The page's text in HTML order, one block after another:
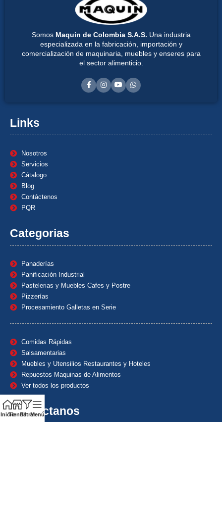
Somos Maquin de Colombia S.A.S. Una industria
especializada en la fabricación, importación y
comercialización de maquinaria, muebles y enseres para
el sector alimenticio.
Links
Nosotros
Servicios
Cátalogo
Blog
Contáctenos
PQR
Categorias
Panaderías
Panificación Industrial
Pastelerias y Muebles Cafes y Postre
Pizzerías
Procesamiento Galletas en Serie
Comidas Rápidas
Salsamentarias
Muebles y Utensilios Restaurantes y Hoteles
Repuestos Maquinas de Alimentos
Ver todos los productos
Contáctanos
InicioTiendaFiltrarMenú